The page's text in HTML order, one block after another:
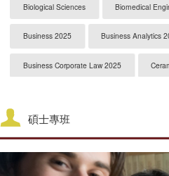
Biological Sciences Biomedical
Business 2025 Business Analytics
Business Corporate Law 2025
Civil Engineering 2025
Computer Engineering 2025
碩士專班